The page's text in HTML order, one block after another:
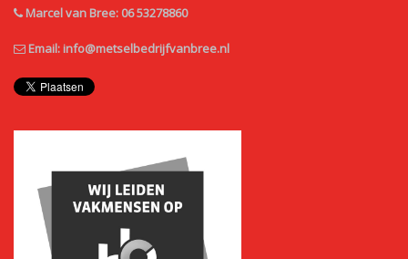
Marcel van Bree: 06 53278860
Email: info@metselbedrijfvanbree.nl